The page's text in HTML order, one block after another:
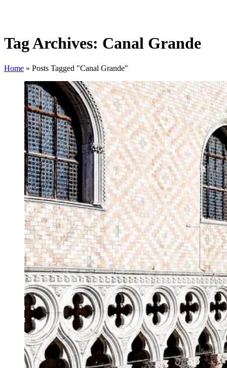
Tag Archives: Canal Grande
Home » Posts Tagged "Canal Grande"